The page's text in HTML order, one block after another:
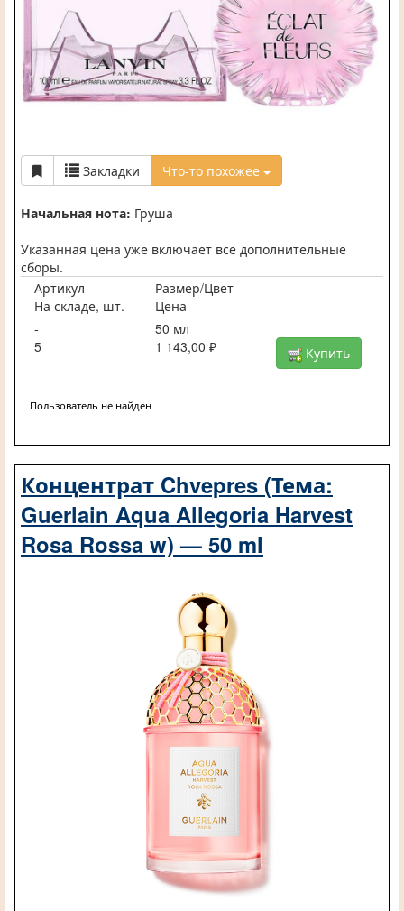
Закладки Что-то похожее
Начальная нота: Груша
Указанная цена уже включает все дополнительные
сборы.
Артикул
Размер/Цвет
На складе, шт.
Цена
-
50 мл
5
1 143,00 ₽ Купить
Пользователь не найден
Концентрат Chvepres (Тема:
Guerlain Aqua Allegoria Harvest
Rosa Rossa w) — 50 ml